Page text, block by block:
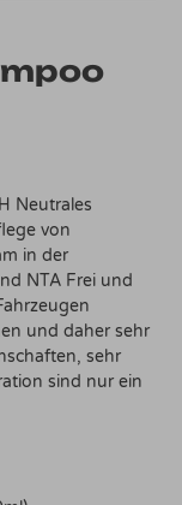
Neutrales
von
in der
NTA Frei und
und daher sehr
sehr
sind nur ein